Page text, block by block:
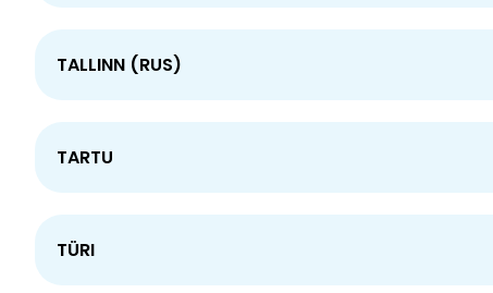
TALLINN (RUS)
TARTU
TÜRI